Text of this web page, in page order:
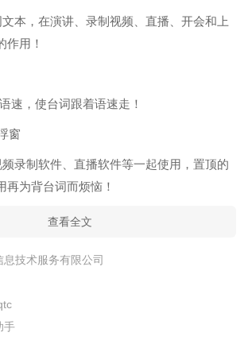
本，在演讲、录制视频、直播、开会和上
作用！
速，使台词跟着语速走！
窗
录制软件、直播软件等一起使用，置顶的
再为背台词而烦恼！
查看全文
息技术服务有限公司
手